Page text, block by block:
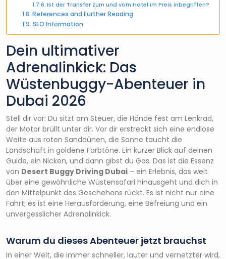
Ist der Transfer zum und vom Hotel im Preis inbegriffen?
References and Further Reading
SEO Information
Dein ultimativer
Adrenalinkick: Das
Wüstenbuggy-Abenteuer in
Dubai 2026
Stell dir vor: Du sitzt am Steuer, die Hände fest am Lenkrad,
der Motor brüllt unter dir. Vor dir erstreckt sich eine endlose
Weite aus roten Sanddünen, die Sonne taucht die
Landschaft in goldene Farbtöne. Ein kurzer Blick auf deinen
Guide, ein Nicken, und dann gibst du Gas. Das ist die Essenz
von Desert Buggy Driving Dubai – ein Erlebnis, das weit
über eine gewöhnliche Wüstensafari hinausgeht und dich in
den Mittelpunkt des Geschehens rückt. Es ist nicht nur eine
Fahrt; es ist eine Herausforderung, eine Befreiung und ein
unvergesslicher Adrenalinkick.
Warum du dieses Abenteuer jetzt brauchst
In einer Welt, die immer schneller, lauter und vernetzter wird,